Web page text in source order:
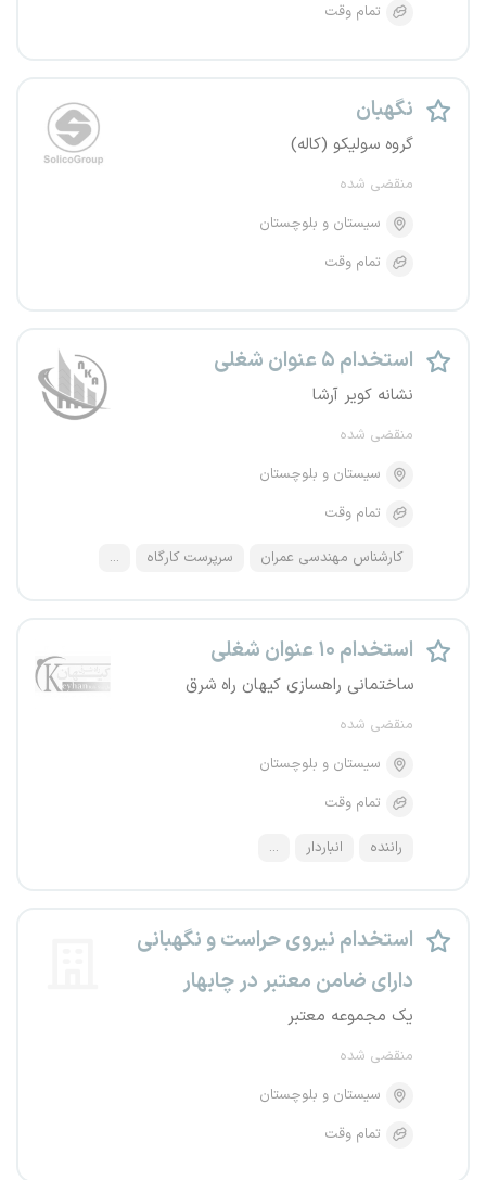
تمام وقت
نگهبان
گروه سولیکو (کاله)
منقضی شده
سیستان و بلوچستان
تمام وقت
استخدام ۵ عنوان شغلی
نشانه کویر آرشا
منقضی شده
سیستان و بلوچستان
تمام وقت
کارشناس مهندسی عمران سرپرست کارگاه ...
استخدام ۱۰ عنوان شغلی
ساختمانی راهسازی کیهان راه شرق
منقضی شده
سیستان و بلوچستان
تمام وقت
راننده انباردار ...
استخدام نیروی حراست و نگهبانی
دارای ضامن معتبر در چابهار
یک مجموعه معتبر
منقضی شده
سیستان و بلوچستان
تمام وقت